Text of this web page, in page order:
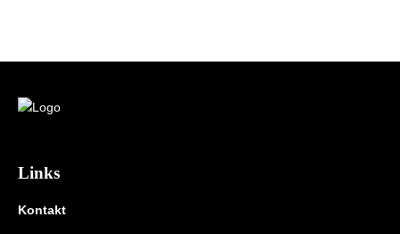
Links
Kontakt